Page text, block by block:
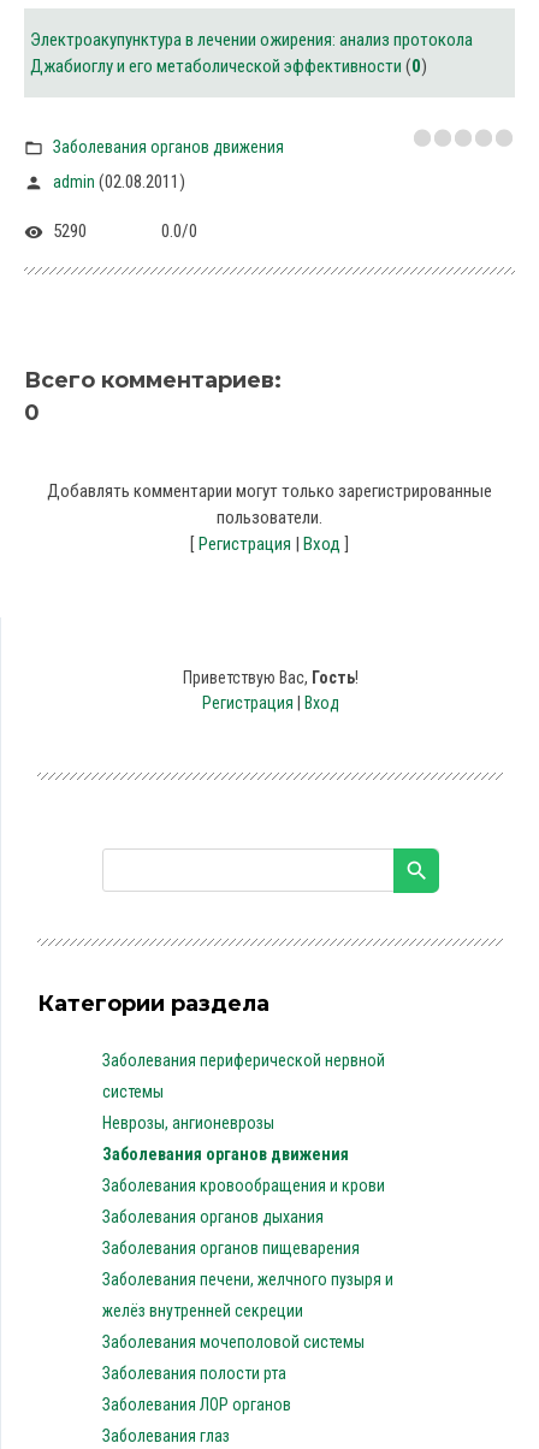
Электроакупунктура в лечении ожирения: анализ протокола
Джабиоглу и его метаболической эффективности (0)
Заболевания органов движения
admin (02.08.2011)
5290 0.0/0
Всего комментариев:
0
Добавлять комментарии могут только зарегистрированные
пользователи.
[Регистрация | Вход ]
Приветствую Вас, Гость!
Регистрация
Вход
Категории раздела
Заболевания периферической нервной
системы
Неврозы, ангионеврозы
Заболевания органов движения
Заболевания кровообращения и крови
Заболевания органов дыхания
Заболевания органов пищеварения
Заболевания печени, желчного пузыря и
желёз внутренней секреции
Заболевания мочеполовой системы
Заболевания полости рта
Заболевания ЛОР органов
Заболевания глаз